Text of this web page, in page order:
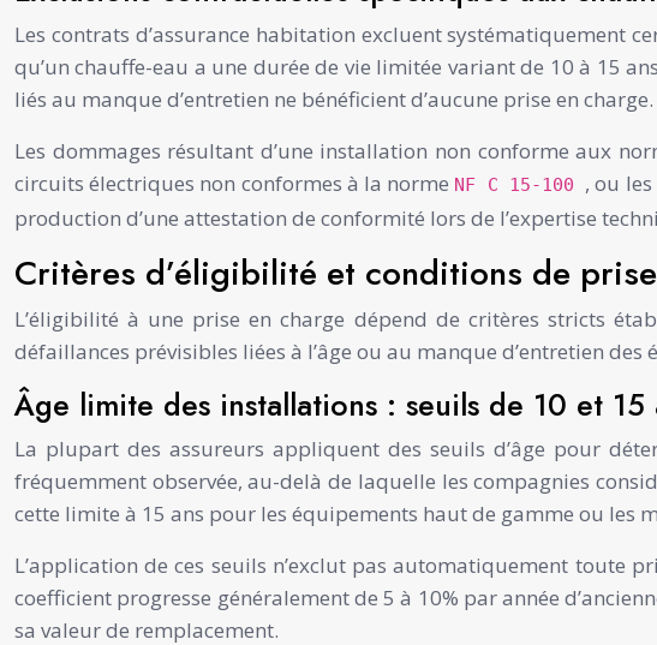
Les contrats d’assurance habitation excluent systématiquement
qu’un chauffe-eau a une durée de vie limitée variant de 10 à 15
liés au manque d’entretien ne bénéficient d’aucune prise en charge.
Les dommages résultant d’une installation non conforme aux
circuits électriques non conformes à la norme NF C 15-100 , ou
production d’une attestation de conformité lors de l’expertise
Critères d’éligibilité et conditions de
L’éligibilité à une prise en charge dépend de critères stricts
défaillances prévisibles liées à l’âge ou au manque d’entretien
Âge limite des installations : seuils de 10 et 15
La plupart des assureurs appliquent des seuils d’âge pour
fréquemment observée, au-delà de laquelle les compagnies
cette limite à 15 ans pour les équipements haut de gamme ou les
L’application de ces seuils n’exclut pas automatiquement toute
coefficient progresse généralement de 5 à 10% par année
sa valeur de remplacement.